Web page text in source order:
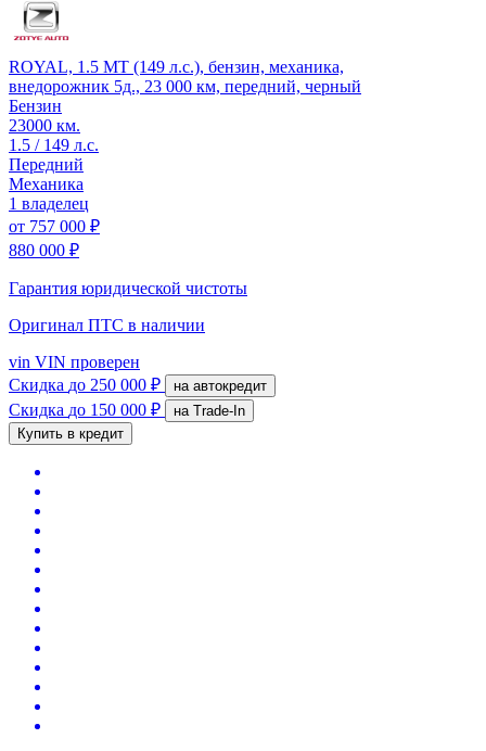
ROYAL, 1.5 MT (149 л.с.), бензин, механика,
внедорожник 5д., 23 000 км, передний, черный
Бензин
23000 км.
1.5 / 149 л.с.
Передний
Механика
1 владелец
от 757 000 ₽
880 000 ₽
Гарантия юридической чистоты
Оригинал ПТС в наличии
vin VIN проверен
Скидка до 250 000 ₽ на автокредит
Скидка до 150 000 ₽
на Trade-In
Купить в кредит